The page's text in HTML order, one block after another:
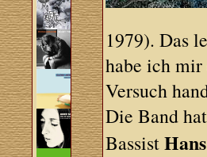
1979). Das
habe ich
Versuch
Die Band
Bassist